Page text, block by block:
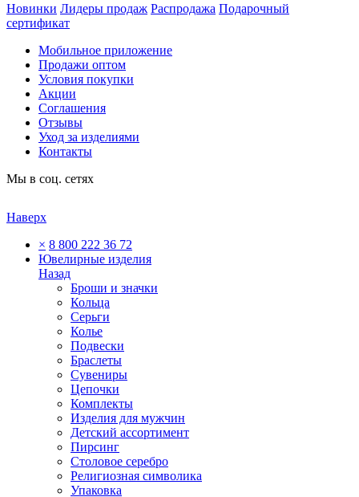
Новинки Лидеры продаж Распродажа Подарочный
сертификат
Мобильное приложение
Продажи оптом
Условия покупки
Акции
Соглашения
Отзывы
Уход за изделиями
Контакты
Мы в соц. сетях
Наверх
× 8 800 222 36 72
Ювелирные изделия
Назад
Броши и значки
Кольца
Серьги
Колье
Подвески
Браслеты
Сувениры
Цепочки
Комплекты
Изделия для мужчин
Детский ассортимент
Пирсинг
Столовое серебро
Религиозная символика
Упаковка